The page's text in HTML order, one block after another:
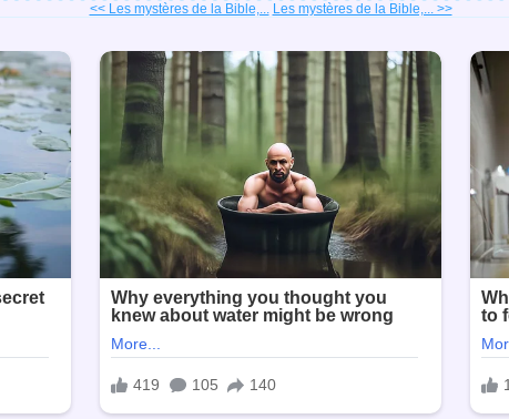
<< Les mystères de la Bible,... Les mystères de la Bible,... >>